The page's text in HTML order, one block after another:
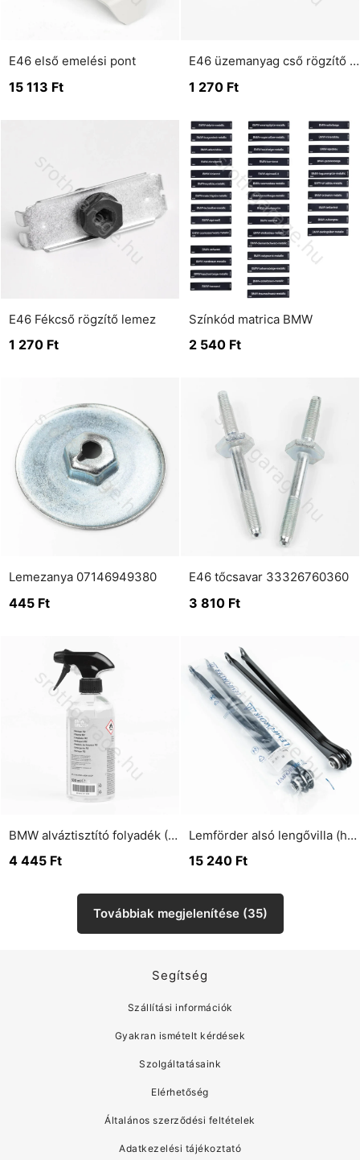
E46 első emelési pont
15 113 Ft
E46 üzemanyag cső rögzítő lemez
1 270 Ft
E46 Fékcső rögzítő lemez
1 270 Ft
Színkód matrica BMW
2 540 Ft
Lemezanya 07146949380
445 Ft
E46 tőcsavar 33326760360
3 810 Ft
BMW alváztisztító folyadék (400 ml)
4 445 Ft
Lemförder alsó lengővilla (hátsó tengely)
15 240 Ft
Továbbiak megjelenítése (35)
Segítség
Szállítási információk
Gyakran ismételt kérdések
Szolgáltatásaink
Elérhetőség
Általános szerződési feltételek
Adatkezelési tájékoztató